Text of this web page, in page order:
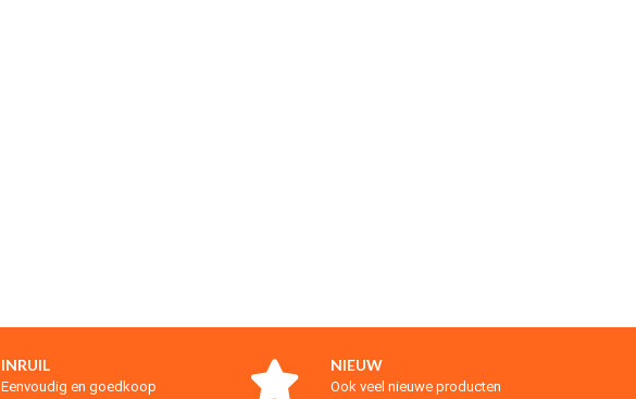
INRUIL
Eenvoudig en goedkoop
NIEUW
Ook veel nieuwe producten